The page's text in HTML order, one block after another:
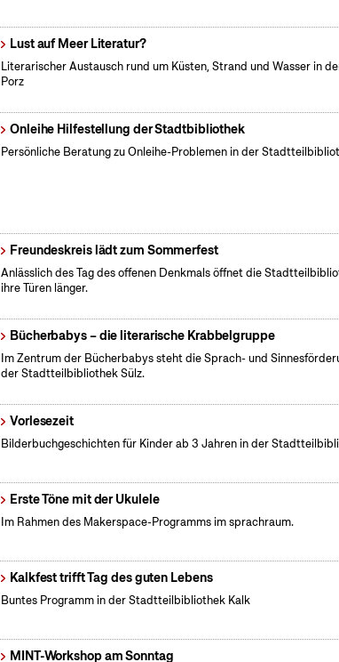
Lust auf Meer Literatur?
Literarischer Austausch rund um Küsten, Strand und Wasser in
Porz
Onleihe Hilfestellung der Stadtbibliothek
Persönliche Beratung zu Onleihe-Problemen in der
Freundeskreis lädt zum Sommerfest
Anlässlich des Tag des offenen Denkmals öffnet die
ihre Türen länger.
Bücherbabys – die literarische Krabbelgruppe
Im Zentrum der Bücherbabys steht die Sprach- und
der Stadtteilbibliothek Sülz.
Vorlesezeit
Bilderbuchgeschichten für Kinder ab 3 Jahren in der
Erste Töne mit der Ukulele
Im Rahmen des Makerspace-Programms im sprachraum.
Kalkfest trifft Tag des guten Lebens
Buntes Programm in der Stadtteilbibliothek Kalk
MINT-Workshop am Sonntag